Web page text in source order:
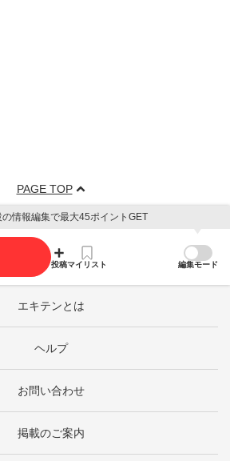
PAGE TOP
の情報編集で最大45ポイントGET
投稿マイリスト 編集モード
エキテンとは
ヘルプ
お問い合わせ
掲載のご案内